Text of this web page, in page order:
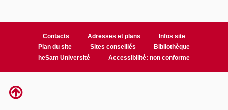
Contacts Adresses et plans
Infos site
Plan du site
Sites conseillés
Bibliothèque
heSam Université
Accessibilité: non conforme